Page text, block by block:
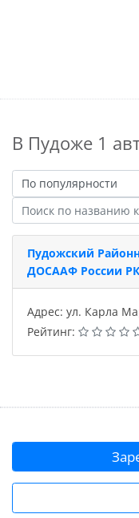
В Пудоже 1
Пудожский
ДОСААФ России РК
Адрес: ул. Карла
Рейтинг: